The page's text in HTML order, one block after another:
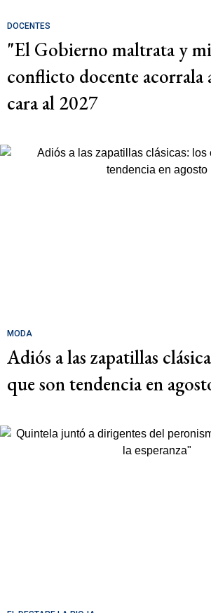
DOCENTES
"El Gobierno maltrata y
conflicto docente acorrala
cara al 2027
MODA
Adiós a las zapatillas
que son tendencia en